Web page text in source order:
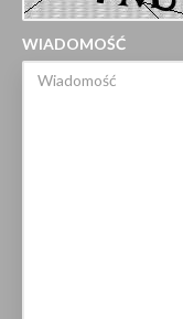
WIADOMOŚĆ